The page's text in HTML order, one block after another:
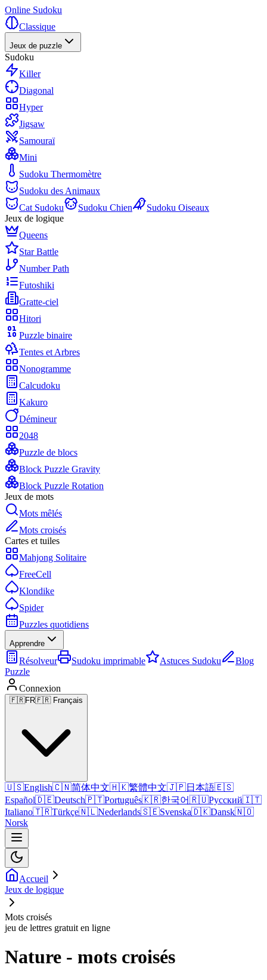
Online Sudoku
Classique
Jeux de puzzle
Sudoku
Killer
Diagonal
Hyper
Jigsaw
Samouraï
Mini
Sudoku Thermomètre
Sudoku des Animaux
Cat Sudoku
Sudoku Chien
Sudoku Oiseaux
Jeux de logique
Queens
Star Battle
Number Path
Futoshiki
Gratte-ciel
Hitori
Puzzle binaire
Tentes et Arbres
Nonogramme
Calcudoku
Kakuro
Démineur
2048
Puzzle de blocs
Block Puzzle Gravity
Block Puzzle Rotation
Jeux de mots
Mots mêlés
Mots croisés
Cartes et tuiles
Mahjong Solitaire
FreeCell
Klondike
Spider
Puzzles quotidiens
Apprendre
Résolveur Sudoku imprimable Astuces Sudoku
Blog
Puzzle
Connexion
🇫🇷FR🇫🇷 Français
🇺🇸English🇨🇳简体中文🇭🇰繁體中文🇯🇵日本語🇪🇸
Español🇩🇪Deutsch🇵🇹Português🇰🇷한국어🇷🇺Русский🇮🇹
Italiano🇹🇷Türkçe🇳🇱Nederlands🇸🇪Svenska🇩🇰Dansk🇳🇴
Norsk
Accueil
Jeux de logique
Mots croisés
jeu de lettres gratuit en ligne
Nature - mots croisés